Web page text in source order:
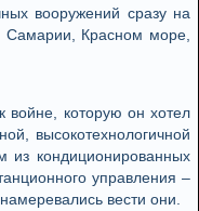
вооружений сразу на
Красном море,
войне, которую он хотел
высокотехнологичной
из кондиционированных
управления –
вести они.